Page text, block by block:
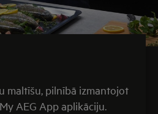
maltīšu, pilnībā izmantojot
AEG App aplikāciju.